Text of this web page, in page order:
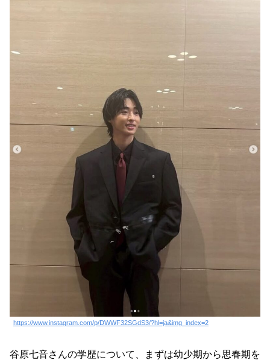
https://www.instagram.com/p/DWWF32SGdS3/?hl=ja&img_index=2
谷原七音さんの学歴について、まずは幼少期から思春期を